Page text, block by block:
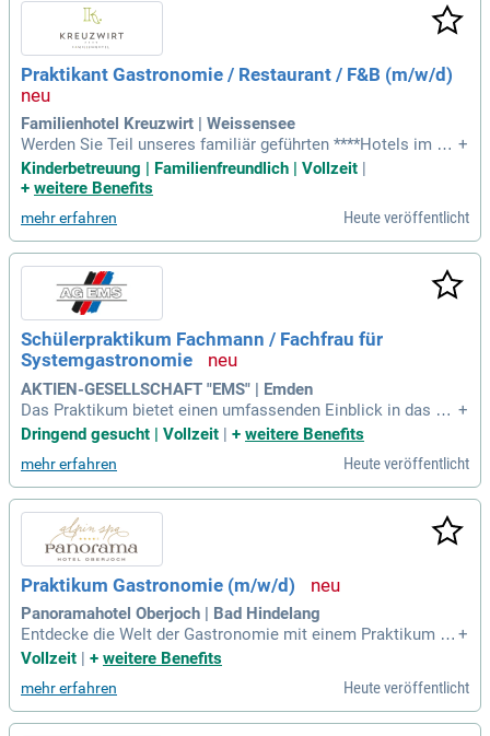
Praktikant Gastronomie / Restaurant / F&B (m/w/d)
Familienhotel Kreuzwirt | Weissensee
Werden Sie Teil unseres familiär geführten ****Hotels im He
rzen eines 140 ha großen Naturparks. Genießen Sie die idylli
sche Lage, nur 1,5 km vom türkisblauen Weissensee entfern
+
Kinderbetreuung | Familienfreundlich | Vollzeit
+ weitere Benefits
mehr erfahren Heute veröffentlicht
Schülerpraktikum Fachmann / Fachfrau für
Systemgastronomie
AKTIEN-GESELLSCHAFT "EMS" | Emden
Das Praktikum bietet einen umfassenden Einblick in das Tät
igkeitsfeld des Ausbildungsberufs Fachmann für Systemgas
tronomie (m/w/d). Es werden Aufgaben gezeigt und erläuter
t. Ziel ist es, den Inhalt des Ausbildungsberufs näher zu brin
gen.
+
Dringend gesucht | Vollzeit | + weitere Benefits
mehr erfahren Heute veröffentlicht
Praktikum Gastronomie (m/w/d)
Panoramahotel Oberjoch | Bad Hindelang
Entdecke die Welt der Gastronomie mit einem Praktikum in
den Lerch Genusswelten! In unseren 4 Hotels und 8 Restaur
al ob Schulpraktikum oder in der Freizeit, bei uns sind Prakti
ka von einer bis sechs Wochen möglich. Aktive Einbindung i
+
Vollzeit | + weitere Benefits
mehr erfahren Heute veröffentlicht